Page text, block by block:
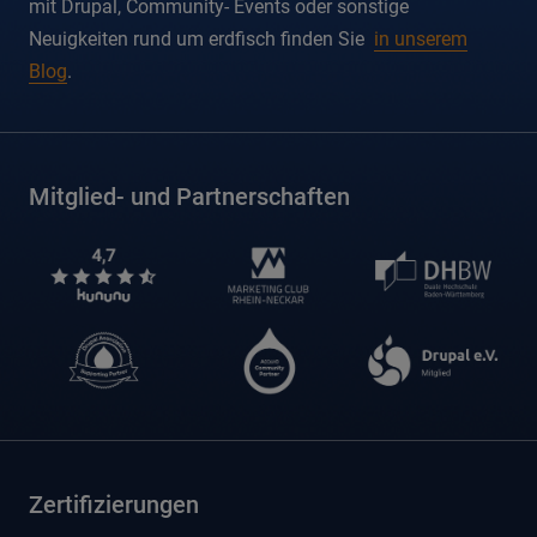
mit Drupal, Community- Events oder sonstige
Neuigkeiten rund um erdfisch finden Sie in unserem
Blog.
Mitglied- und Partnerschaften
Zertifizierungen